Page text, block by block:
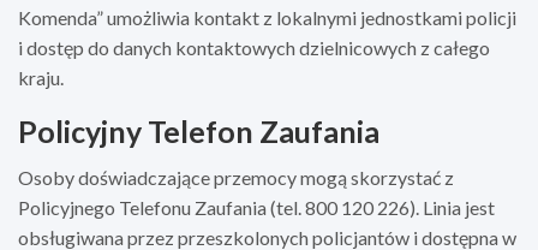
Komenda” umożliwia kontakt z lokalnymi jednostkami policji
i dostęp do danych kontaktowych dzielnicowych z całego
kraju.
Policyjny Telefon Zaufania
Osoby doświadczające przemocy mogą skorzystać z
Policyjnego Telefonu Zaufania (tel. 800 120 226). Linia jest
obsługiwana przez przeszkolonych policjantów i dostępna w